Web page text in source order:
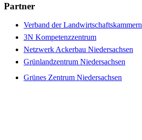
Partner
Verband der Landwirtschaftskammern
3N Kompetenzzentrum
Netzwerk Ackerbau Niedersachsen
Grünlandzentrum Niedersachsen
Grünes Zentrum Niedersachsen